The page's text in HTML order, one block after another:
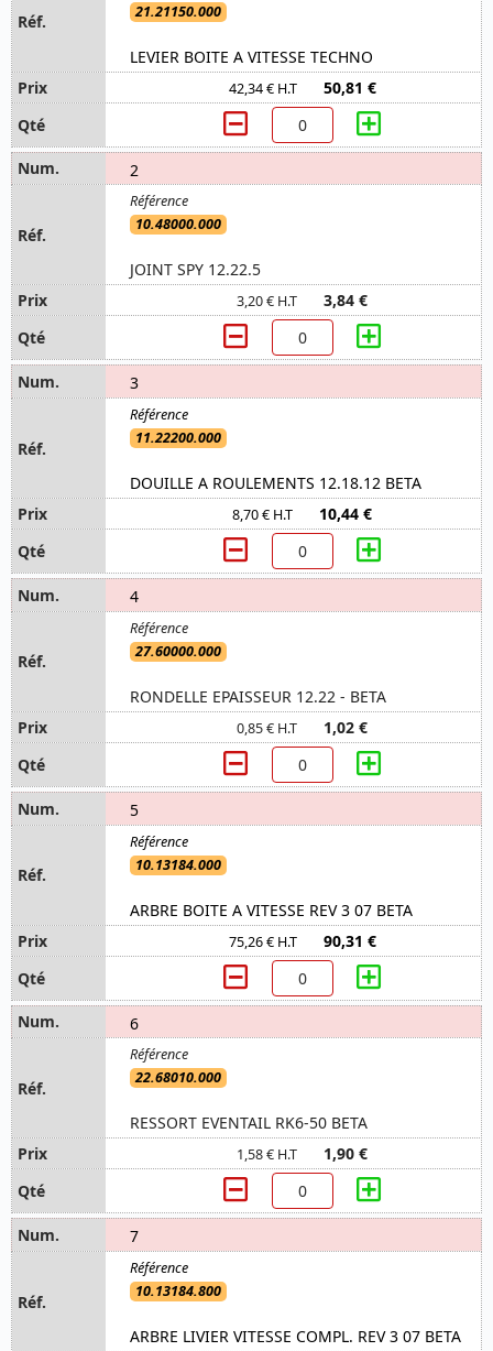
21.21150.000
LEVIER BOITE A VITESSE TECHNO
42,34 € H.T 50,81 €
2
10.48000.000
JOINT SPY 12.22.5
3,20 € H.T 3,84 €
3
11.22200.000
DOUILLE A ROULEMENTS 12.18.12 BETA
8,70 € H.T 10,44 €
4
27.60000.000
RONDELLE EPAISSEUR 12.22 - BETA
0,85 € H.T 1,02 €
5
10.13184.000
ARBRE BOITE A VITESSE REV 3 07 BETA
75,26 € H.T 90,31 €
6
22.68010.000
RESSORT EVENTAIL RK6-50 BETA
1,58 € H.T 1,90 €
7
10.13184.800
ARBRE LIVIER VITESSE COMPL. REV 3 07 BETA